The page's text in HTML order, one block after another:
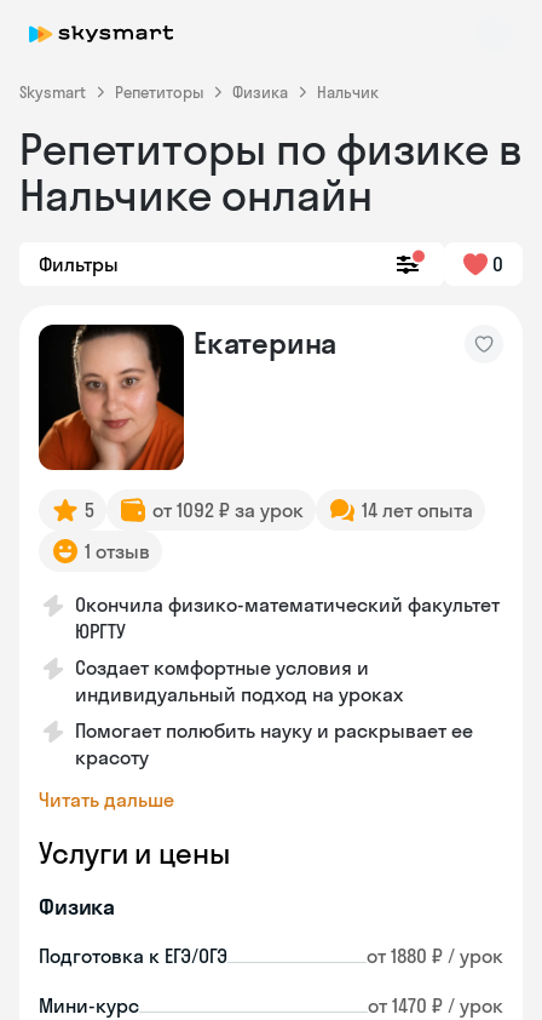
Skysmart Репетиторы Физика Нальчик
Репетиторы по физике в
Нальчике онлайн
Фильтры 0
Екатерина
5 от 1092 ₽ за урок
14 лет опыта
1 отзыв
Окончила физико-математический факультет
ЮРГТУ
Создает комфортные условия и
индивидуальный подход на уроках
Помогает полюбить науку и раскрывает ее
красоту
Читать дальше
Услуги и цены
Физика
Подготовка к ЕГЭ/ОГЭ от 1880 ₽ / урок
Мини-курс от 1470 ₽ / урок
online